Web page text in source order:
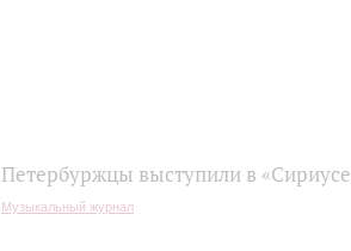
Петербуржцы выступили в
Музыкальный журнал